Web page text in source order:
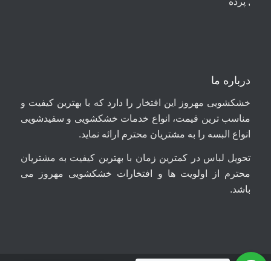
درباره ما
خشکشویی مهروز این افتخار را دارد که با بهترین کیفیت و
مناسب ترین قیمت، انواع خدمات خشکشویی و سفیدشویی
انواع البسه را به مشتریان محترم ارائه نماید.
تحویل لباس در کمترین زمان با بهترین کیفیت به مشتریان
محترم از اولویت ها و افتخارات خشکشویی مهروز می
باشد.